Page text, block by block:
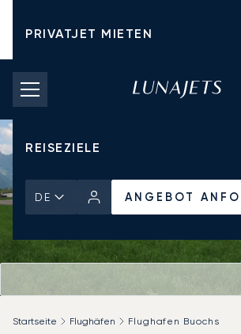
PRIVATJET MIETEN
CHARTERPREISE
PRIVATJETS
REISEZIELE
DE ANGEBOT
Startseite Flughäfen Flughafen Buochs